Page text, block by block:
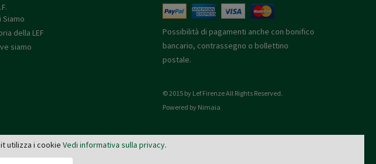
Siamo
della LEF
siamo
Possibilità di pagamenti anche con bonifico
bancario, contrassegno o bollettino
postale.
© 2015 by Lef Firenze All Rights Reserved.
Powered by Nimaia
Firenze
-editrice@lef.firenze.it
utilizza i cookie Vedi informativa sulla privacy.